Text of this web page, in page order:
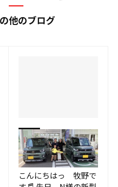
他のブログ
デリカミニ納車式 🚙
✨✨
関店
こんにちはっ 牧野で